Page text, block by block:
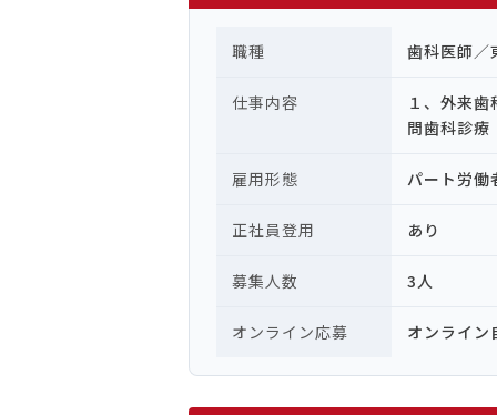
職種 歯科医師／
仕事内容
１、外来
問歯科診
雇用形態 パート労働
正社員登用 あり
募集人数 3人
オンライン応募 オンライン